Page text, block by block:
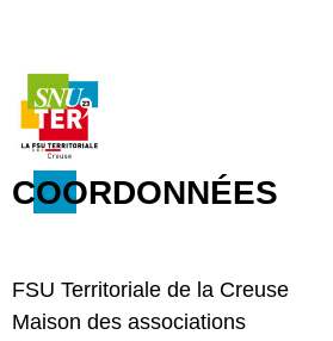
COORDONNÉES
FSU Territoriale de la Creuse
Maison des associations